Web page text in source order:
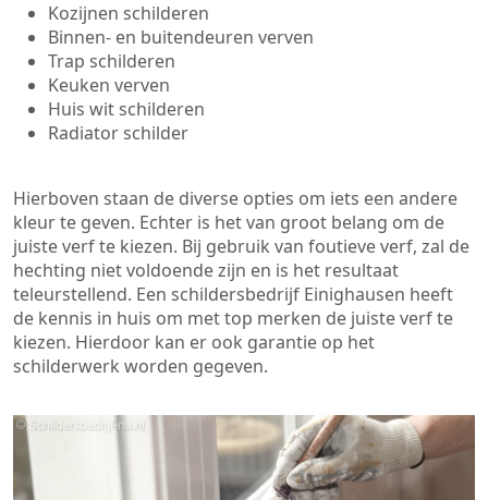
Kozijnen schilderen
Binnen- en buitendeuren verven
Trap schilderen
Keuken verven
Huis wit schilderen
Radiator schilder
Hierboven staan de diverse opties om iets een andere
kleur te geven. Echter is het van groot belang om de
juiste verf te kiezen. Bij gebruik van foutieve verf, zal de
hechting niet voldoende zijn en is het resultaat
teleurstellend. Een schildersbedrijf Einighausen heeft
de kennis in huis om met top merken de juiste verf te
kiezen. Hierdoor kan er ook garantie op het
schilderwerk worden gegeven.